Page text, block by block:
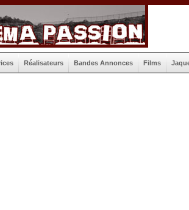
Réalisateurs Bandes Annonces Films